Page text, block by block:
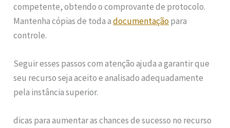
competente, obtendo o comprovante de protocolo.
Mantenha cópias de toda adocumentaçãopara
controle.
Seguir esses passos com atenção ajuda a garantir que
seu recurso seja aceito e analisado adequadamente
pela instância superior.
dicas para aumentar as chances de sucesso no recurso